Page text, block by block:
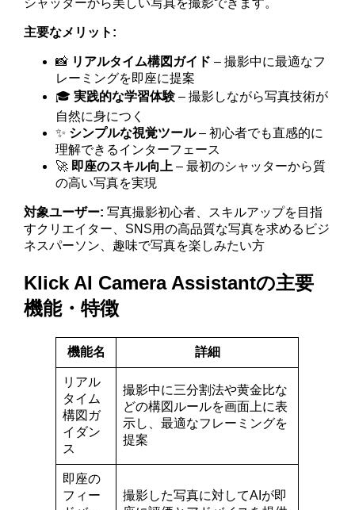
主要なメリット:
📸 リアルタイム構図ガイド – 撮影中に最適なフ
レーミングを即座に提案
🎓実践的な学習体験– 撮影しながら写真技術が
自然に身につく
✨ シンプルな視覚ツール– 初心者でも直感的に
理解できるインターフェース
🚀 即座のスキル向上 – 最初のシャッターから質
の高い写真を実現
対象ユーザー: 写真撮影初心者、スキルアップを目指
すクリエイター、SNS用の高品質な写真を求めるビジ
ネスパーソン、趣味で写真を楽しみたい方
Klick AI Camera Assistantの主要
機能・特徴
機能名 詳細
リアル
タイム
構図ガ
イダン
ス
撮影中に三分割法や黄金比な
どの構図ルールを画面上に表
示し、最適なフレーミングを
提案
即座の
フィー
撮影した写真に対してAIが即